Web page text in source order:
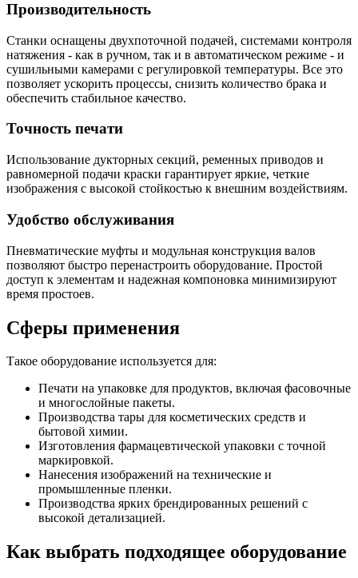
Производительность
Станки оснащены двухпоточной подачей, системами контроля
натяжения - как в ручном, так и в автоматическом режиме - и
сушильными камерами с регулировкой температуры. Все это
позволяет ускорить процессы, снизить количество брака и
обеспечить стабильное качество.
Точность печати
Использование дукторных секций, ременных приводов и
равномерной подачи краски гарантирует яркие, четкие
изображения с высокой стойкостью к внешним воздействиям.
Удобство обслуживания
Пневматические муфты и модульная конструкция валов
позволяют быстро перенастроить оборудование. Простой
доступ к элементам и надежная компоновка минимизируют
время простоев.
Сферы применения
Такое оборудование используется для:
Печати на упаковке для продуктов, включая фасовочные
и многослойные пакеты.
Производства тары для косметических средств и
бытовой химии.
Изготовления фармацевтической упаковки с точной
маркировкой.
Нанесения изображений на технические и
промышленные пленки.
Производства ярких брендированных решений с
высокой детализацией.
Как выбрать подходящее оборудование